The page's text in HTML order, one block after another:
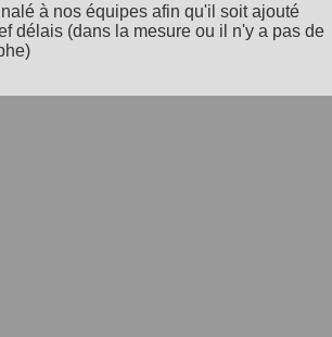
à nos équipes afin qu'il soit ajouté
délais (dans la mesure ou il n'y a pas de